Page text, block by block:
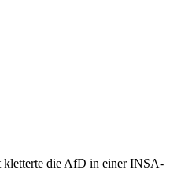
kletterte die AfD in einer INSA-